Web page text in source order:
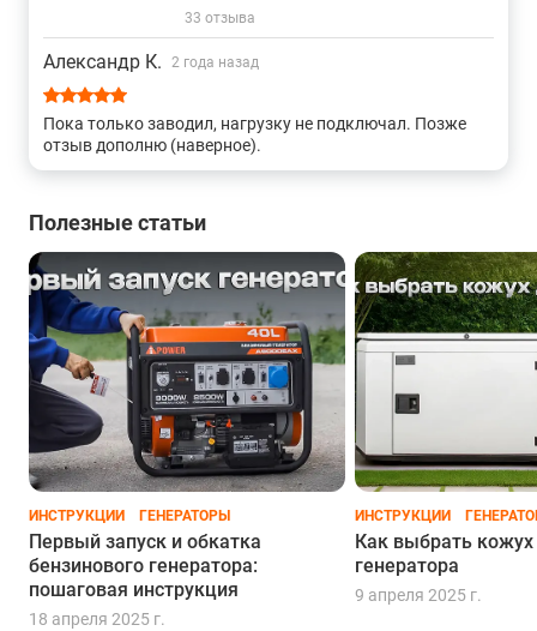
33 отзыва
Александр К. 2 года назад
Пока только заводил, нагрузку не подключал. Позже
отзыв дополню (наверное).
Полезные статьи
ИНСТРУКЦИИ ГЕНЕРАТОРЫ
Первый запуск и обкатка
бензинового генератора:
пошаговая инструкция
18 апреля 2025 г.
ИНСТРУКЦИИ
Как выбрать
генератора
9 апреля 2025 г.